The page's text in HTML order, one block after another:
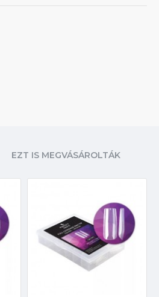
EZT IS MEGVÁSÁROLTÁK